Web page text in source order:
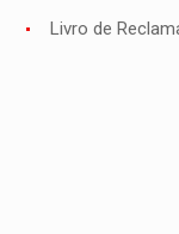
Livro de